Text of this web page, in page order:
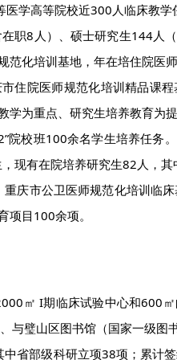
学高等院校近300人临床教
职8人）、硕士研究生144人
化培训基地，年在培住院
住院医师规范化培训精品课
为重点、研究生培养教育为
校班100余名学生培养任务
现有在院培养研究生82人，
庆市公卫医师规范化培训临
目100余项。
㎡ I期临床试验中心和600
璧山区图书馆（国家一级图
省部级科研立项38项；累计